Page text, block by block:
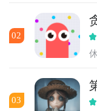
02
03